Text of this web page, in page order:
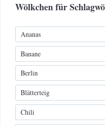
Wölkchen für
Ananas
Banane
Berlin
Blätterteig
Chili